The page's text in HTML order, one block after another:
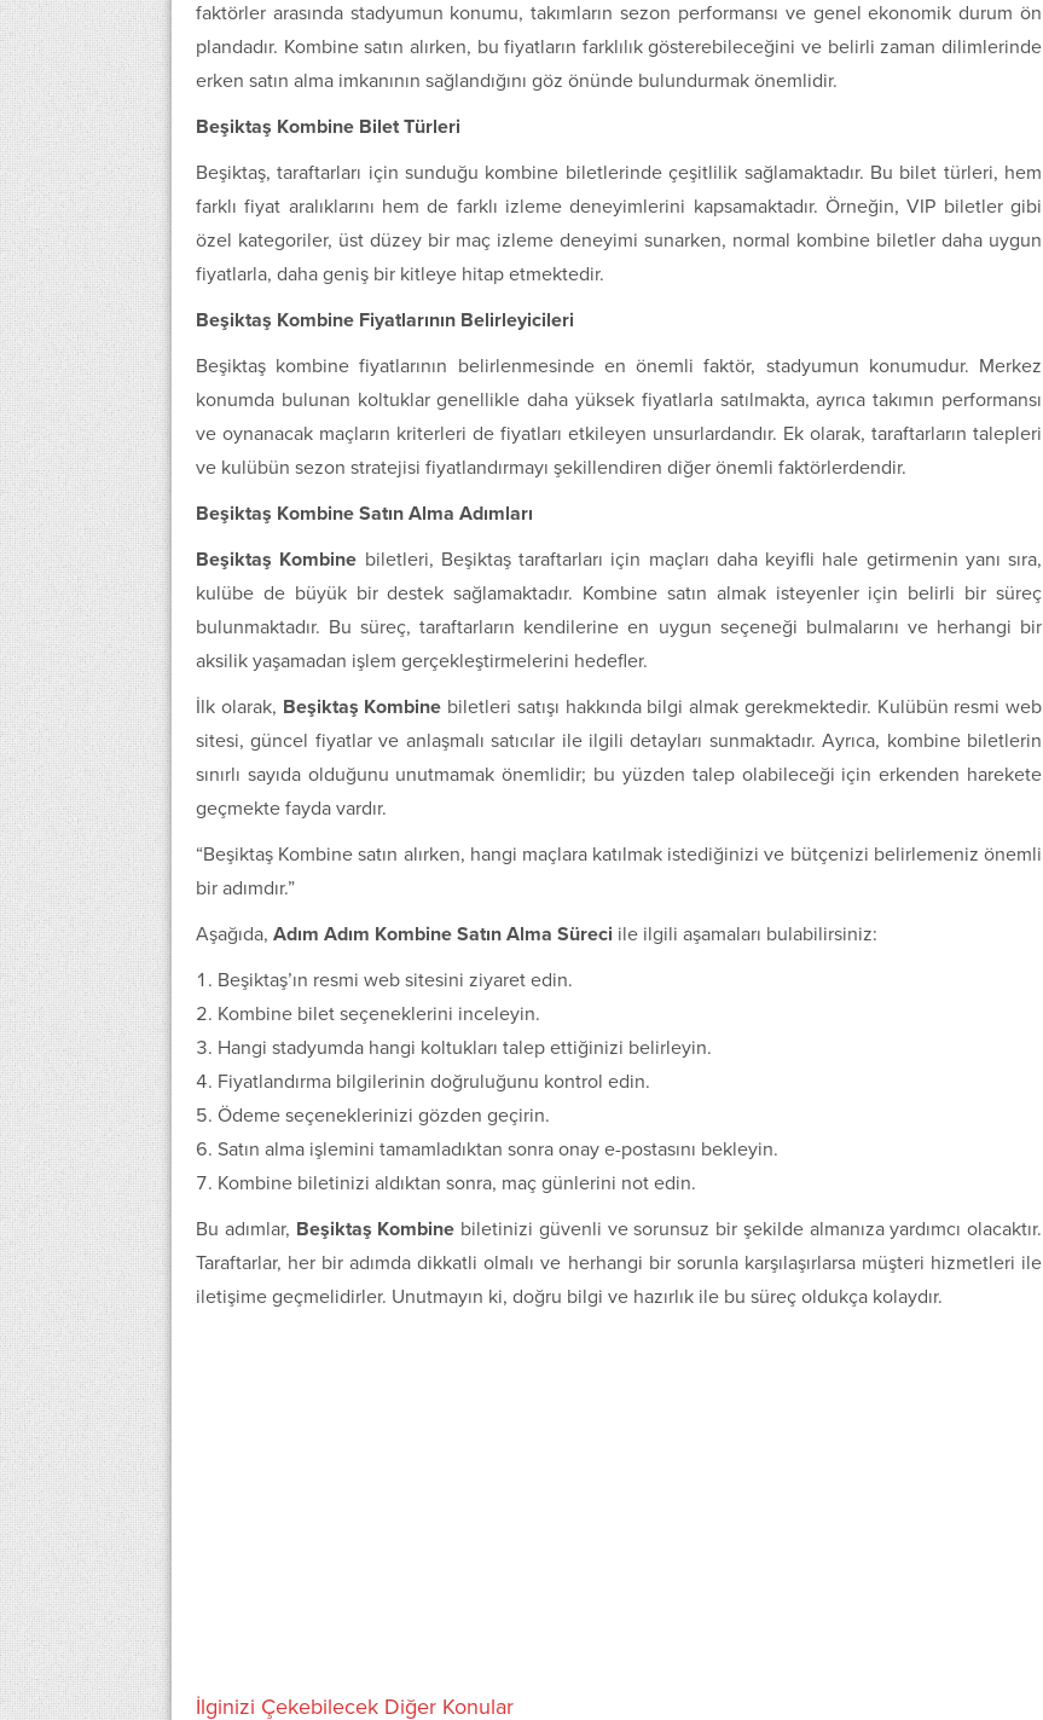
faktörler arasında stadyumun konumu, takımların sezon performansı ve genel ekonomik durum ön
plandadır. Kombine satın alırken, bu fiyatların farklılık gösterebileceğini ve belirli zaman dilimlerinde
erken satın alma imkanının sağlandığını göz önünde bulundurmak önemlidir.
Beşiktaş Kombine Bilet Türleri
Beşiktaş, taraftarları için sunduğu kombine biletlerinde çeşitlilik sağlamaktadır. Bu bilet türleri, hem
farklı fiyat aralıklarını hem de farklı izleme deneyimlerini kapsamaktadır. Örneğin, VIP biletler gibi
özel kategoriler, üst düzey bir maç izleme deneyimi sunarken, normal kombine biletler daha uygun
fiyatlarla, daha geniş bir kitleye hitap etmektedir.
Beşiktaş Kombine Fiyatlarının Belirleyicileri
Beşiktaş kombine fiyatlarının belirlenmesinde en önemli faktör, stadyumun konumudur. Merkez
konumda bulunan koltuklar genellikle daha yüksek fiyatlarla satılmakta, ayrıca takımın performansı
ve oynanacak maçların kriterleri de fiyatları etkileyen unsurlardandır. Ek olarak, taraftarların talepleri
ve kulübün sezon stratejisi fiyatlandırmayı şekillendiren diğer önemli faktörlerdendir.
Beşiktaş Kombine Satın Alma Adımları
Beşiktaş Kombine biletleri, Beşiktaş taraftarları için maçları daha keyifli hale getirmenin yanı sıra,
kulübe de büyük bir destek sağlamaktadır. Kombine satın almak isteyenler için belirli bir süreç
bulunmaktadır. Bu süreç, taraftarların kendilerine en uygun seçeneği bulmalarını ve herhangi bir
aksilik yaşamadan işlem gerçekleştirmelerini hedefler.
İlk olarak, Beşiktaş Kombine biletleri satışı hakkında bilgi almak gerekmektedir. Kulübün resmi web
sitesi, güncel fiyatlar ve anlaşmalı satıcılar ile ilgili detayları sunmaktadır. Ayrıca, kombine biletlerin
sınırlı sayıda olduğunu unutmamak önemlidir; bu yüzden talep olabileceği için erkenden harekete
geçmekte fayda vardır.
“Beşiktaş Kombine satın alırken, hangi maçlara katılmak istediğinizi ve bütçenizi belirlemeniz önemli
bir adımdır.”
Aşağıda, Adım Adım Kombine Satın Alma Süreci ile ilgili aşamaları bulabilirsiniz:
Beşiktaş’ın resmi web sitesini ziyaret edin.
Kombine bilet seçeneklerini inceleyin.
Hangi stadyumda hangi koltukları talep ettiğinizi belirleyin.
Fiyatlandırma bilgilerinin doğruluğunu kontrol edin.
Ödeme seçeneklerinizi gözden geçirin.
Satın alma işlemini tamamladıktan sonra onay e-postasını bekleyin.
Kombine biletinizi aldıktan sonra, maç günlerini not edin.
Bu adımlar, Beşiktaş Kombine biletinizi güvenli ve sorunsuz bir şekilde almanıza yardımcı olacaktır.
Taraftarlar, her bir adımda dikkatli olmalı ve herhangi bir sorunla karşılaşırlarsa müşteri hizmetleri ile
iletişime geçmelidirler. Unutmayın ki, doğru bilgi ve hazırlık ile bu süreç oldukça kolaydır.
İlginizi Çekebilecek Diğer Konular